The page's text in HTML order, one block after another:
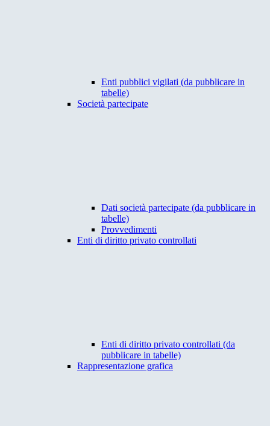
Enti pubblici vigilati (da pubblicare in
tabelle)
Società partecipate
Dati società partecipate (da pubblicare in
tabelle)
Provvedimenti
Enti di diritto privato controllati
Enti di diritto privato controllati (da
pubblicare in tabelle)
Rappresentazione grafica